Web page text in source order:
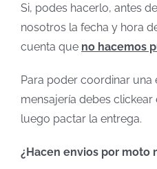
Si, podes hacerlo, antes
nosotros la fecha y hora
cuenta que no hacemos
Para poder coordinar una
mensajería debes
luego pactar la entrega.
¿Hacen envios por moto